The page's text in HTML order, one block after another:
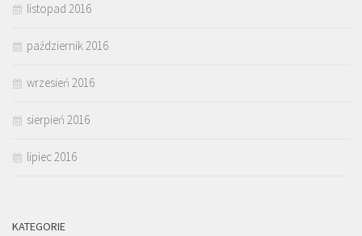
listopad 2016
październik 2016
wrzesień 2016
sierpień 2016
lipiec 2016
KATEGORIE